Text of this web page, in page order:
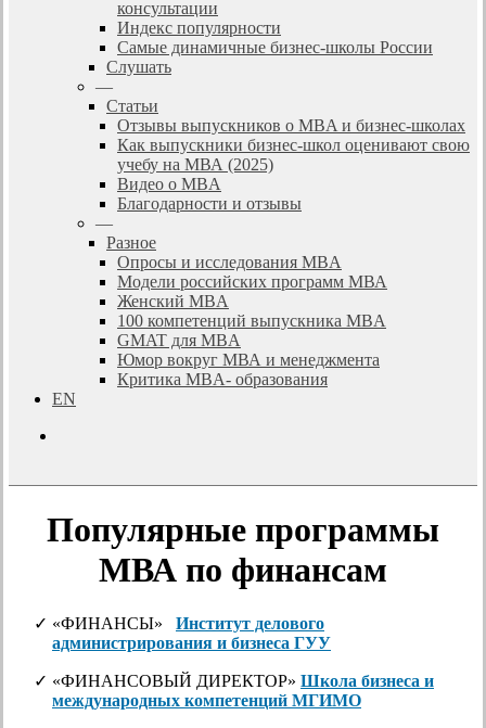
консультации
Индекс популярности
Самые динамичные бизнес-школы России
Слушать
—
Статьи
Отзывы выпускников о MBA и бизнес-школах
Как выпускники бизнес-школ оценивают свою
учебу на МВА (2025)
Видео о MBA
Благодарности и отзывы
—
Разное
Опросы и исследования MBA
Модели российских программ МВА
Женский MBA
100 компетенций выпускника MBA
GMAT для MBA
Юмор вокруг МВА и менеджмента
Критика MBA- образования
EN
Популярные программы
МВА по финансам
«ФИНАНСЫ»
Институт делового
администрирования и бизнеса ГУУ
«ФИНАНСОВЫЙ ДИРЕКТОР» Школа бизнеса и
международных компетенций МГИМО